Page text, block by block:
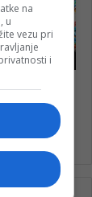
na
u
vezu pri
i